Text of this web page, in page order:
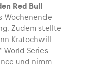
Red Bull
Wochenende
Zudem stellte
Kratochwill
World Series
und nimm